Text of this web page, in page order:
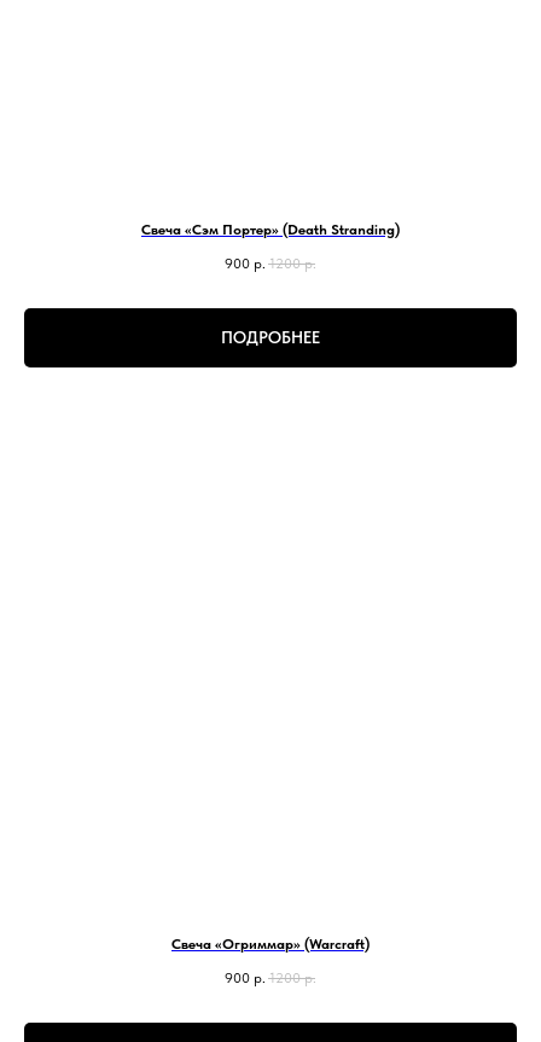
Свеча «Сэм Портер» (Death Stranding)
900 р. 1200 р.
ПОДРОБНЕЕ
Свеча «Огриммар» (Warcraft)
900 р. 1200 р.